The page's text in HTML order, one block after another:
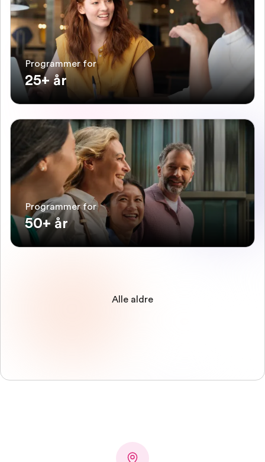
Programmer for
25+ år
Programmer for
50+ år
Alle aldre